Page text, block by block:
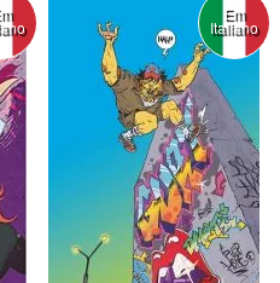
Em
Italiano